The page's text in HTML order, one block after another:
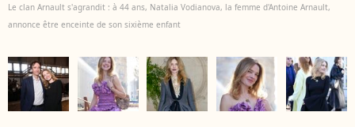
Le clan Arnault s'agrandit : à 44 ans, Natalia Vodianova, la femme d'Antoine Arnault,
annonce être enceinte de son sixième enfant